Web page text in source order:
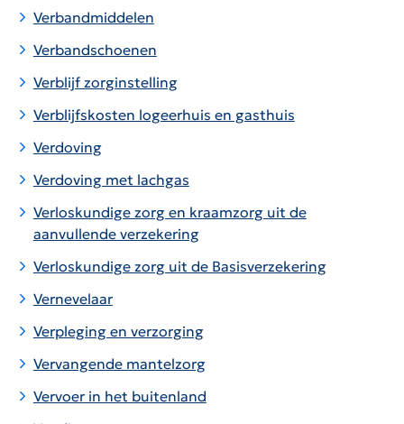
Verbandmiddelen
Verbandschoenen
Verblijf zorginstelling
Verblijfskosten logeerhuis en gasthuis
Verdoving
Verdoving met lachgas
Verloskundige zorg en kraamzorg uit de
aanvullende verzekering
Verloskundige zorg uit de Basisverzekering
Vernevelaar
Verpleging en verzorging
Vervangende mantelzorg
Vervoer in het buitenland